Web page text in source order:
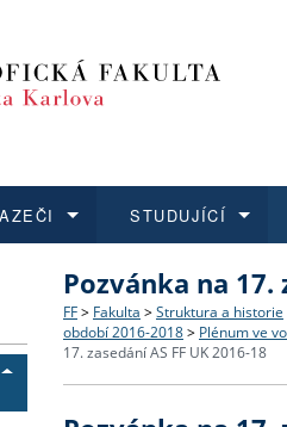
Struktura a historie
Strategie a další
Co studovat a jak se
Učitelské studijní
STUDUJÍCÍ
Bakalářské a magisterské
Doktorské studium
O vědě a výzkumu na FF
Akademické kvalifikace
Aktuální nabídky a
Vyjíždějící studenti
Pozvánka na 17.
FF > Fakulta > Struktura a historie
období 2016-2018 > Plénum ve
17. zasedání AS FF UK 2016-18